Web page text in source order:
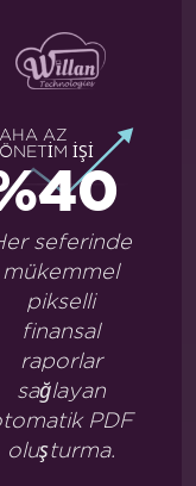
AZ
İŞİ
seferinde
mükemmel
pikselli
finansal
raporlar
sağlayan
PDF
oluşturma.